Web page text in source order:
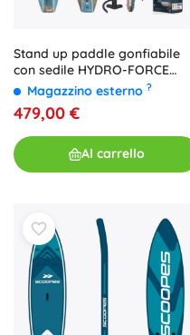
Stand up paddle gonfiabile
con sedile HYDRO-FORCE
Freesoul Elite 2in1 335 × 84 × 15
Magazzino esterno ?
479,00 €
Al carrello